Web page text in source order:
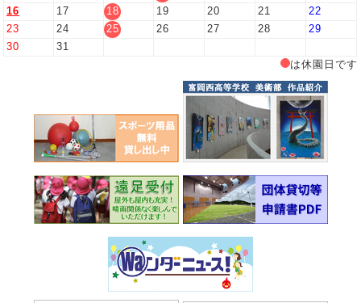
16
17 18 19 20 21
22
23
24 25 26 27 28
29
30
31
は休園日です